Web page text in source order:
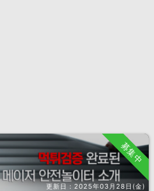
募集中
更新日：2025年03月28日(金)